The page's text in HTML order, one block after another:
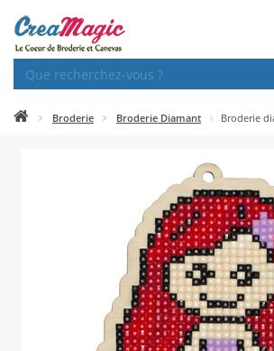
Broderie Broderie Diamant Broderie